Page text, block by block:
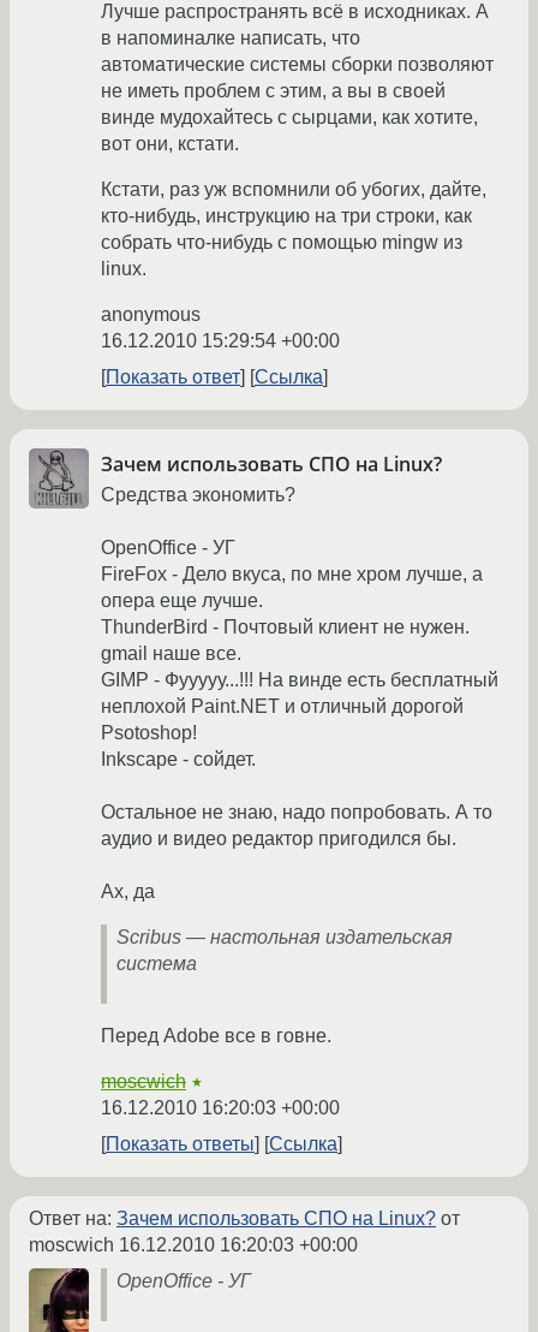
Лучше распространять всё в исходниках. А
в напоминалке написать, что
автоматические системы сборки позволяют
не иметь проблем с этим, а вы в своей
винде мудохайтесь с сырцами, как хотите,
вот они, кстати.
Кстати, раз уж вспомнили об убогих, дайте,
кто-нибудь, инструкцию на три строки, как
собрать что-нибудь с помощью mingw из
linux.
anonymous
16.12.2010 15:29:54 +00:00
Показать ответ
Ссылка
Зачем использовать СПО на Linux?
Средства экономить?
OpenOffice - УГ
FireFox - Дело вкуса, по мне хром лучше, а
опера еще лучше.
ThunderBird - Почтовый клиент не нужен.
gmail наше все.
GIMP - Фууууу...!!! На винде есть бесплатный
неплохой Paint.NET и отличный дорогой
Psotoshop!
Inkscape - сойдет.
Остальное не знаю, надо попробовать. А то
аудио и видео редактор пригодился бы.
Ах, да
Scribus — настольная издательская
система
Перед Adobe все в говне.
moscwich ★
16.12.2010 16:20:03 +00:00
Показать ответы
Ссылка
Ответ на: Зачем использовать СПО на Linux? от
moscwich 16.12.2010 16:20:03 +00:00
OpenOffice - УГ